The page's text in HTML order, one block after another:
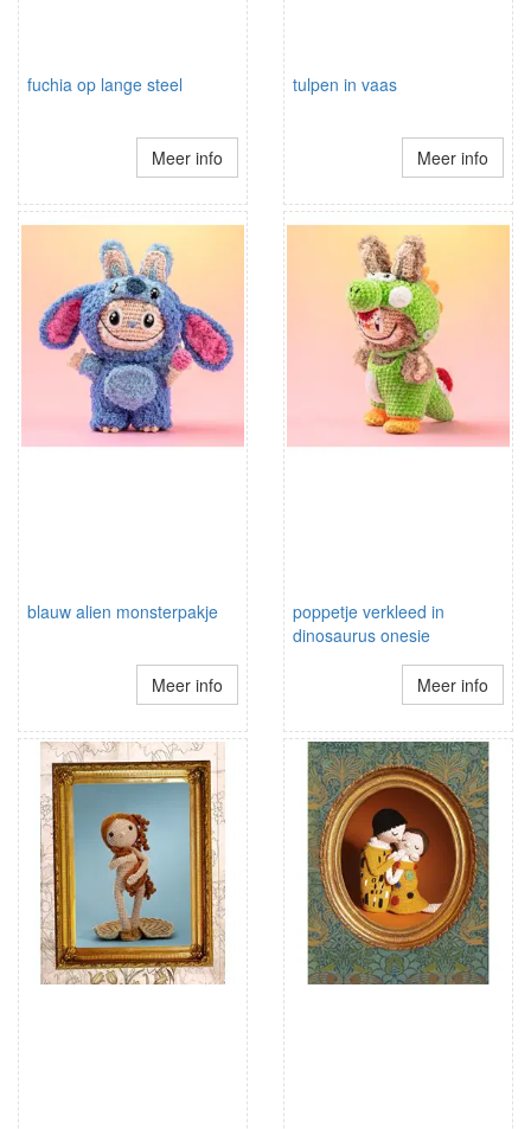
fuchia op lange steel
Meer info
tulpen in vaas
Meer info
blauw alien monsterpakje
Meer info
poppetje verkleed in
dinosaurus onesie
Meer info